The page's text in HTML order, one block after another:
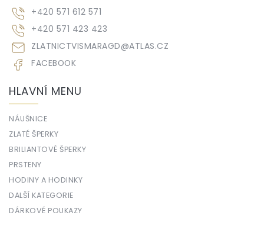
ZLATNICTVISMARAGD@ATLAS.CZ
+420 571 612 571
+420 571 423 423
FACEBOOK
HLAVNÍ MENU
NÁUŠNICE
ZLATÉ ŠPERKY
BRILIANTOVÉ ŠPERKY
PRSTENY
HODINY A HODINKY
DALŠÍ KATEGORIE
DÁRKOVÉ POUKAZY